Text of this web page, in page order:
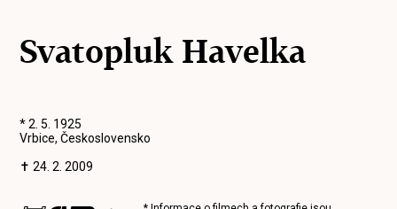
Svatopluk Havelka
* 2. 5. 1925
Vrbice, Československo
✝ 24. 2. 2009